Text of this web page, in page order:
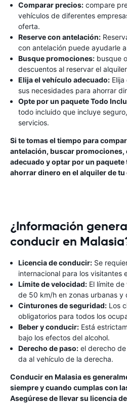
Comparar precios: compare
vehículos de diferentes
oferta.
Reserve con antelación:
con antelación puede ayudarle
Busque promociones: busque
descuentos al reservar el
Elija el vehículo adecuado:
sus necesidades para ahorrar
Opte por un paquete Todo
todo incluido que incluye
servicios.
Si te tomas el tiempo para
antelación, buscar promociones,
adecuado y optar por un
ahorrar dinero en el alquiler de tu
¿Información
conducir en
Licencia de conducir: Se
internacional para los visitantes
Límite de velocidad: El límite
de 50 km/h en zonas urbanas y
Cinturones de seguridad: Los
obligatorios para todos los
Beber y conducir: Está
bajo los efectos del alcohol.
Derecho de paso: el derecho
da al vehículo de la derecha.
Conducir en Malasia es
siempre y cuando cumplas con
Asegúrese de llevar su licencia